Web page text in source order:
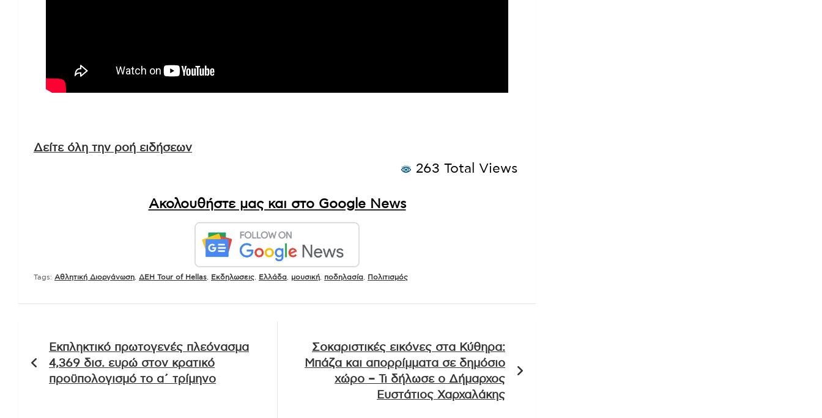
Δείτε όλη την ροή ειδήσεων
263 Total Views
Ακολουθήστε μας και στο Google News
Tags: Αθλητική Διοργάνωση ΔΕΗ Tour of Hellas Εκδηλωσεις Ελλάδα μουσική ποδηλασία Πολιτισμός
άρθρων
Εκπληκτικό πρωτογενές πλεόνασμα
4,369 δισ. ευρώ στον κρατικό
προϋπολογισμό το α΄ τρίμηνο
Σοκαριστικές εικόνες στα Κύθηρα:
Μπάζα και απορρίμματα σε δημόσιο
χώρο – Τι δήλωσε ο Δήμαρχος
Ευστάτιος Χαρχαλάκης